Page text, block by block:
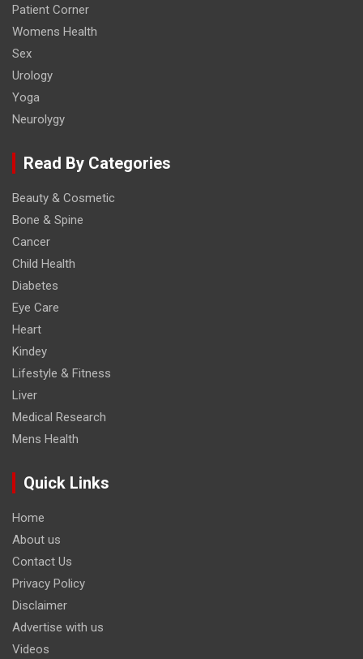
Patient Corner
Womens Health
Sex
Urology
Yoga
Neurolygy
Read By Categories
Beauty & Cosmetic
Bone & Spine
Cancer
Child Health
Diabetes
Eye Care
Heart
Kindey
Lifestyle & Fitness
Liver
Medical Research
Mens Health
Quick Links
Home
About us
Contact Us
Privacy Policy
Disclaimer
Advertise with us
Videos